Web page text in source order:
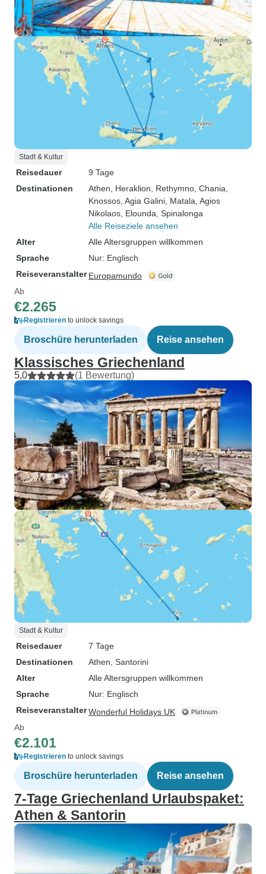
Stadt & Kultur
Reisedauer
9 Tage
Destinationen
Athen , Heraklion , Rethymno , Chania
Knossos , Agia Galini , Matala , Agios
Nikolaos , Elounda , Spinalonga
Alle Reiseziele ansehen
Alter
Alle Altersgruppen willkommen
Sprache
Nur: Englisch
Reiseveranstalter Europamundo
Ab
€2.265
Registrieren to unlock savings
Broschüre herunterladen Reise ansehen
Klassisches Griechenland
5,0 (1 Bewertung)
Stadt & Kultur
Reisedauer
7 Tage
Destinationen
Athen , Santorini
Alter
Alle Altersgruppen willkommen
Sprache
Nur: Englisch
ReiseveranstalterWonderful Holidays UK
Ab
€2.101
Registrieren to unlock savings
Broschüre herunterladen Reise ansehen
7-Tage Griechenland Urlaubspaket:
Athen & Santorin